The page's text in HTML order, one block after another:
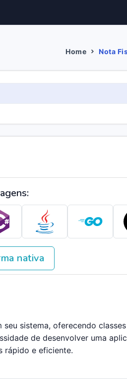
Home Nota
nativa
sistema, oferecendo
de desenvolver uma
rápido e eficiente.